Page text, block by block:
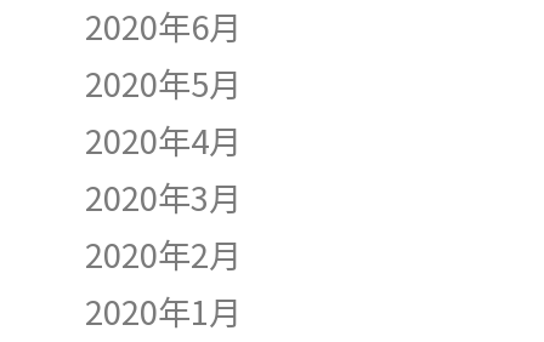
2020年6月
2020年5月
2020年4月
2020年3月
2020年2月
2020年1月